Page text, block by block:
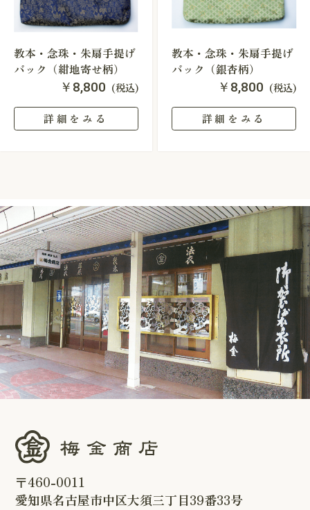
教本・念珠・朱扇手提げ
バック（紺地寄せ柄）
￥8,800 (税込)
詳細をみる
教本・念珠・朱扇手提げ
バック（銀杏柄）
￥8,800 (税込)
詳細をみる
〒460-0011
愛知県名古屋市中区大須三丁目39番33号